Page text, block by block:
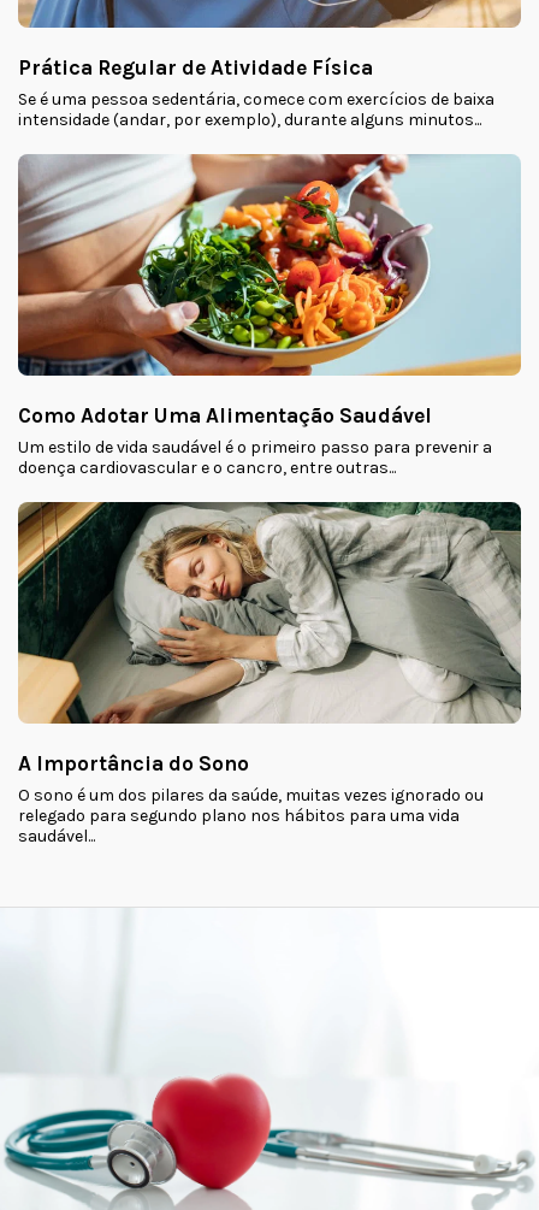
Prática Regular de Atividade Física
Se é uma pessoa sedentária, comece com exercícios de baixa
intensidade (andar, por exemplo), durante alguns minutos...
Como Adotar Uma Alimentação Saudável
Um estilo de vida saudável é o primeiro passo para prevenir a
doença cardiovascular e o cancro, entre outras...
A Importância do Sono
O sono é um dos pilares da saúde, muitas vezes ignorado ou
relegado para segundo plano nos hábitos para uma vida
saudável...